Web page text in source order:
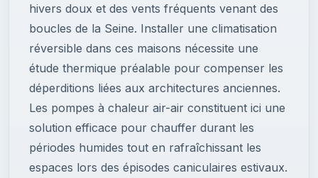
hivers doux et des vents fréquents venant des
boucles de la Seine. Installer une climatisation
réversible dans ces maisons nécessite une
étude thermique préalable pour compenser les
déperditions liées aux architectures anciennes.
Les pompes à chaleur air-air constituent ici une
solution efficace pour chauffer durant les
périodes humides tout en rafraîchissant les
espaces lors des épisodes caniculaires estivaux.